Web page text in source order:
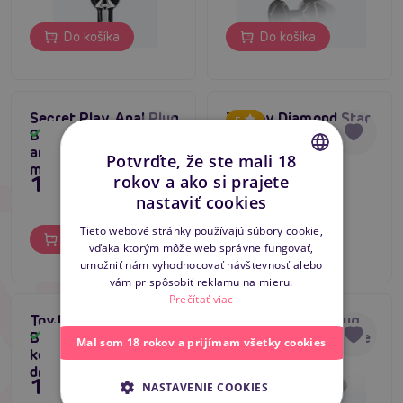
Do košíka Do košíka
Secret Play Anal Plug
Blue Small - kovový
análny šperk s
modrým drahokamom
Skladom
15,80 €
Do košíka
5
ToyJoy Diamond Star
Beads (Medium),
análne korálky s
drahokamom
15,80 €
Do košíka
ToyJoy Diamond Star
Beads (Large), análne
korálky s
drahokamom
Skladom
17,96 €
4.8
TABOOM Butt Plug
Diamond Jewel Large
(Black)
Skladom
15,80 €
CZECH
ENGLISH
Potvrďte, že ste mali 18
rokov a ako si prajete
nastaviť cookies
Tieto webové stránky používajú súbory cookie,
vďaka ktorým môže web správne fungovať,
umožniť nám vyhodnocovať návštevnosť alebo
vám prispôsobiť reklamu na mieru.
Prečítať viac
Mal som 18 rokov a prijímam všetky cookies
NASTAVENIE COOKIES